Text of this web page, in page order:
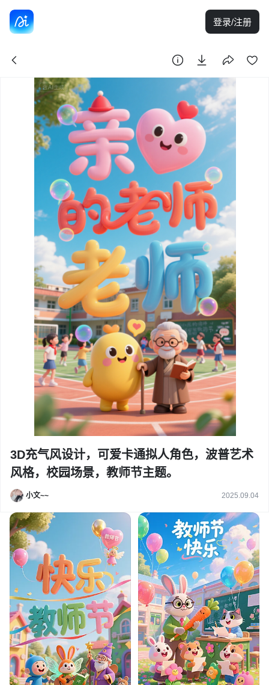
登录/注册
3D充气风设计，可爱卡通拟人角色，波普艺术
风格，校园场景，教师节主题。
小文~~ 2025.09.04